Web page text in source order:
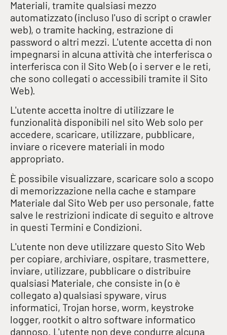
Materiali, tramite qualsiasi mezzo
automatizzato (incluso l'uso di script o crawler
web), o tramite hacking, estrazione di
password o altri mezzi. L'utente accetta di non
impegnarsi in alcuna attività che interferisca o
interferisca con il Sito Web (o i server e le reti,
che sono collegati o accessibili tramite il Sito
Web).
L'utente accetta inoltre di utilizzare le
funzionalità disponibili nel sito Web solo per
accedere, scaricare, utilizzare, pubblicare,
inviare o ricevere materiali in modo
appropriato.
È possibile visualizzare, scaricare solo a scopo
di memorizzazione nella cache e stampare
Materiale dal Sito Web per uso personale, fatte
salve le restrizioni indicate di seguito e altrove
in questi Termini e Condizioni.
L'utente non deve utilizzare questo Sito Web
per copiare, archiviare, ospitare, trasmettere,
inviare, utilizzare, pubblicare o distribuire
qualsiasi Materiale, che consiste in (o è
collegato a) qualsiasi spyware, virus
informatici, Trojan horse, worm, keystroke
logger, rootkit o altro software informatico
dannoso. L'utente non deve condurre alcuna